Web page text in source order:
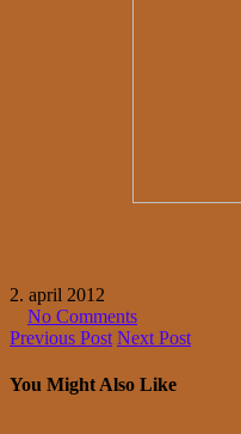
2. april 2012
No Comments
Previous Post Next Post
You Might Also Like